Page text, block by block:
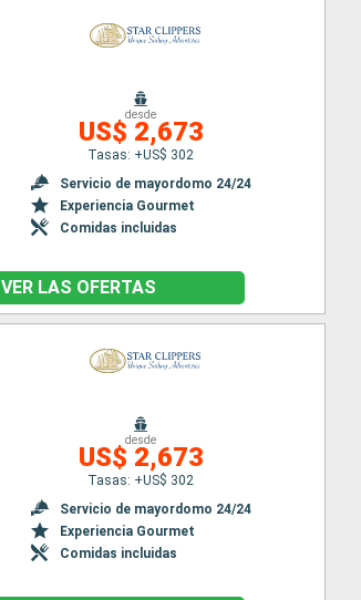
desde
US$ 2,673
Tasas: +US$ 302
Servicio de mayordomo 24/24
Experiencia Gourmet
Comidas incluidas
VER LAS OFERTAS
desde
US$ 2,673
Tasas: +US$ 302
Servicio de mayordomo 24/24
Experiencia Gourmet
Comidas incluidas